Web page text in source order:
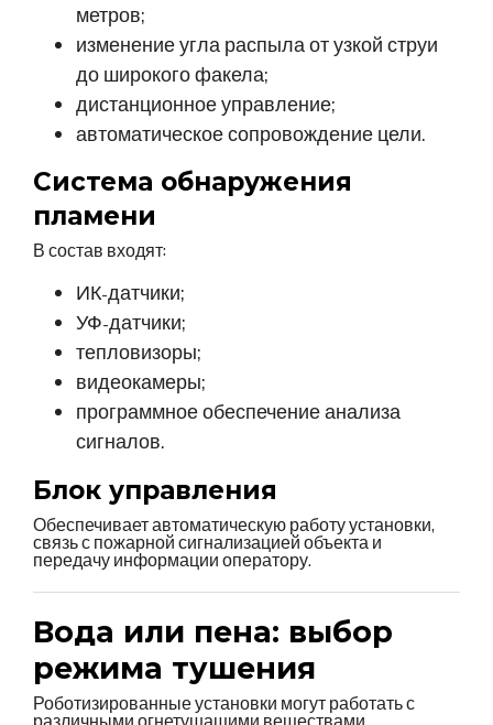
метров;
изменение угла распыла от узкой струи
до широкого факела;
дистанционное управление;
автоматическое сопровождение цели.
Система обнаружения
пламени
В состав входят:
ИК-датчики;
УФ-датчики;
тепловизоры;
видеокамеры;
программное обеспечение анализа
сигналов.
Блок управления
Обеспечивает автоматическую работу установки,
связь с пожарной сигнализацией объекта и
передачу информации оператору.
Вода или пена: выбор
режима тушения
Роботизированные установки могут работать с